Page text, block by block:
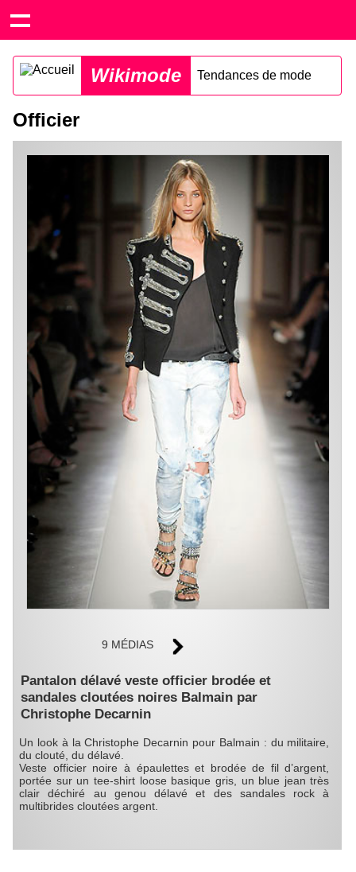
Wikimode Tendances de mode
Officier
9 MÉDIAS
Pantalon délavé veste officier brodée et
sandales cloutées noires Balmain par
Christophe Decarnin
Un look à la Christophe Decarnin pour Balmain : du militaire,
du clouté, du délavé.
Veste officier noire à épaulettes et brodée de fil d’argent,
portée sur un tee-shirt loose basique gris, un blue jean très
clair déchiré au genou délavé et des sandales rock à
multibrides cloutées argent.